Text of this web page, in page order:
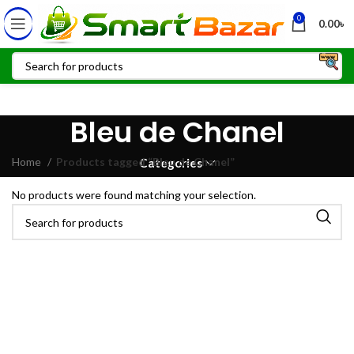
0 0.00৳
Bleu de Chanel
Categories
Home Products tagged “Bleu de Chanel”
No products were found matching your selection.